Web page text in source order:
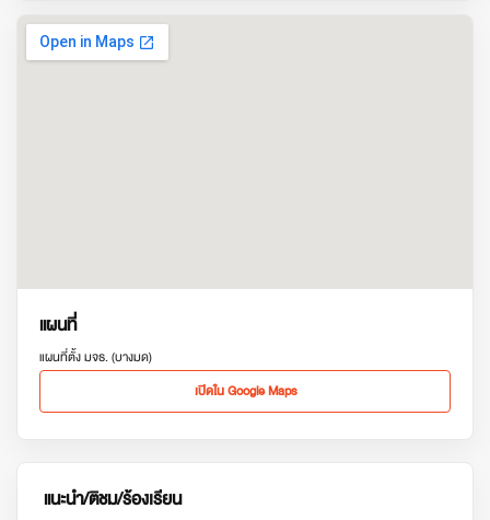
แผนที่
แผนที่ตั้ง มจธ. (บางมด)
เปิดใน Google Maps
แนะนำ/ติชม/ร้องเรียน